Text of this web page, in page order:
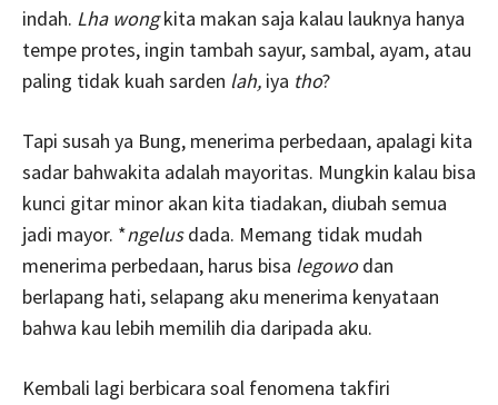
indah. Lha wongkita makan saja kalau lauknya hanya
tempe protes, ingin tambah sayur, sambal, ayam, atau
paling tidak kuah sarden lah, iya tho?
Tapi susah ya Bung, menerima perbedaan, apalagi kita
sadar bahwakita adalah mayoritas. Mungkin kalau bisa
kunci gitar minor akan kita tiadakan, diubah semua
jadi mayor. *ngelusdada. Memang tidak mudah
menerima perbedaan, harus bisa legowodan
berlapang hati, selapang aku menerima kenyataan
bahwa kau lebih memilih dia daripada aku.
Kembali lagi berbicara soal fenomena takfiri